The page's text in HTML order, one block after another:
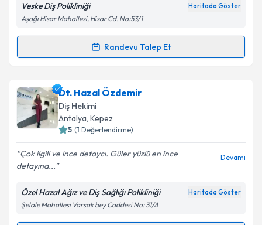
Veske Diş Polikliniği Haritada Göster
Aşağı Hisar Mahallesi, Hisar Cd. No:53/1
Randevu Talep Et
Randevu Takvimi Talebi
Dr. Dt. Serdal Veskeiçin randevu takvimi talebi
oluşturun. Size bu uzmandan randevu almanız için bir
takvim hazırlandığında e-posta ile bilgilendireceğiz.
Kişisel verilerimin işlenmesine ilişkin
Aydınlatma
Metni'ni okudum ve kişisel verilerimin belirtilen
kapsamda işlenmesini kabul ediyorum.
Dt. Hazal Özdemir
Diş Hekimi
Antalya, Kepez
5 (1 Değerlendirme)
Çok ilgili ve ince detaycı. Güler yüzlü en ince
detayına...
Devamı
Özel Hazal Ağız ve Diş Sağlığı Polikliniği Haritada Göster
Şelale Mahallesi Varsak bey Caddesi No: 31/A